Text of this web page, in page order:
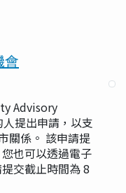
會
Advisory
提出申請，以支
關係。 該申請提
也可以透過電子
交截止時間為 8